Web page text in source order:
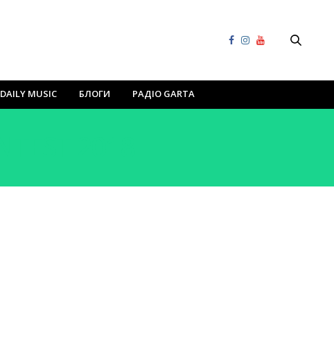
DAILY MUSIC БЛОГИ РАДІО GARTA